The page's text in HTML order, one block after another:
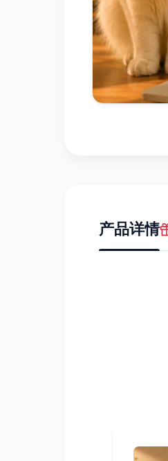
产品详情